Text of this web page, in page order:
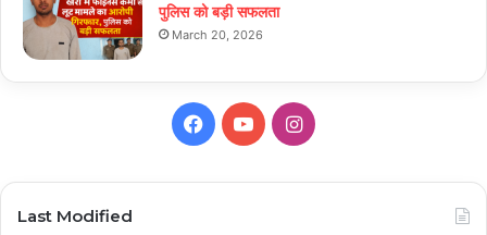
पुलिस को बड़ी सफलता
March 20, 2026
Facebook
YouTubeInstagram
Last Modified